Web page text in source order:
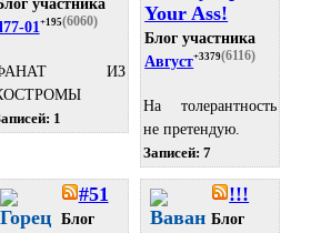
01 +195(6060)
ИЗ
1
Your Ass!
Блог участника
Август+3379(6116)
На толерантность
не претендую.
Записей: 7
#51
Блог
!!!
Блог